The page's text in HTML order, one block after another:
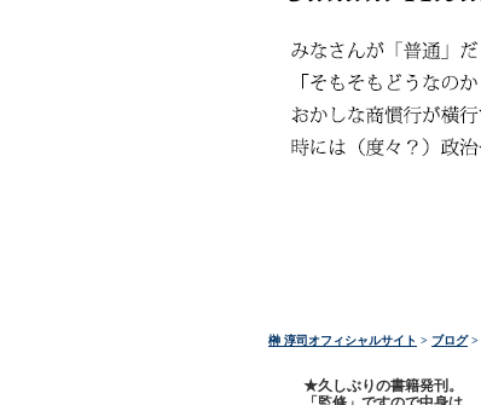
榊 淳司オフィシャルサイト > ブログ>
★久しぶりの書籍発刊。